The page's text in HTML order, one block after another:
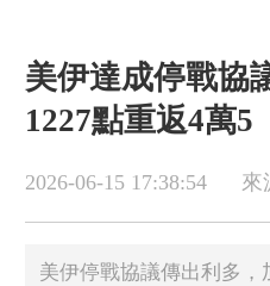
美伊達成停戰協
1227點重返4萬5
2026-06-15 17:38:54 來
美伊停戰協議傳出利多